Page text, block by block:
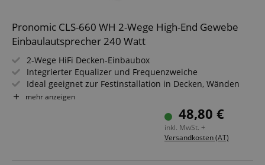
Pronomic CLS-660 WH 2-Wege High-End Gewebe
Einbaulautsprecher 240 Watt
2-Wege HiFi Decken-Einbaubox
Integrierter Equalizer und Frequenzweiche
Ideal geeignet zur Festinstallation in Decken, Wänden
und Fahrzeugen
Belastbarkeit: 60/120/240 Watt (RMS/Musikleistung/Peak)
6,5" (165 mm) Gewebe-Woofer, 1,2" (30 mm) Seiden-
mehr anzeigen
48,80 €
inkl. MwSt. +
Versandkosten (AT)